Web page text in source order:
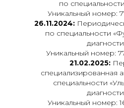
по
Уникальный номер:
26.11.2024:
по специальности
Уникальный номер:
21.02.2025:
специализированная
специальности
Уникальный номер: